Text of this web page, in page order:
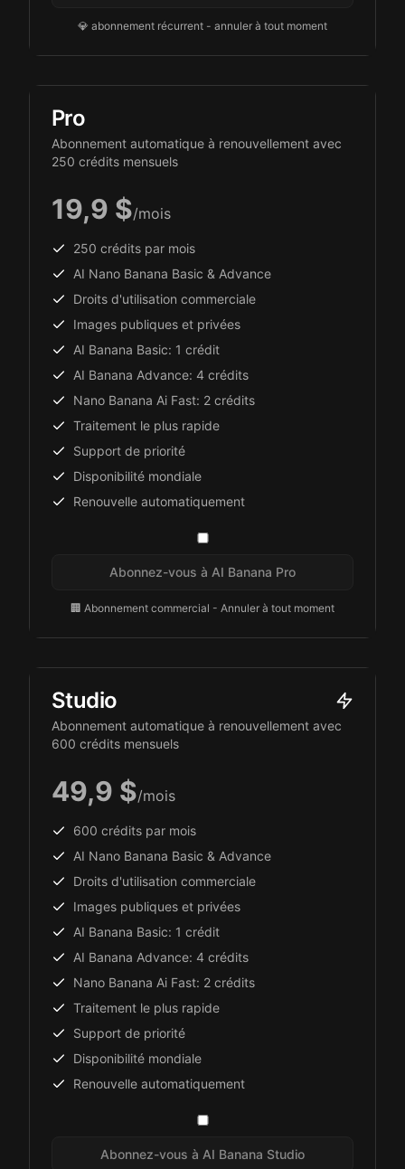
💎 abonnement récurrent - annuler à tout moment
Pro
Abonnement automatique à renouvellement avec
250 crédits mensuels
19,9 $/mois
250 crédits par mois
AI Nano Banana Basic & Advance
Droits d'utilisation commerciale
Images publiques et privées
AI Banana Basic: 1 crédit
AI Banana Advance: 4 crédits
Nano Banana Ai Fast: 2 crédits
Traitement le plus rapide
Support de priorité
Disponibilité mondiale
Renouvelle automatiquement
Abonnez-vous à AI Banana Pro
🏢 Abonnement commercial - Annuler à tout moment
Studio
Abonnement automatique à renouvellement avec
600 crédits mensuels
49,9 $/mois
600 crédits par mois
AI Nano Banana Basic & Advance
Droits d'utilisation commerciale
Images publiques et privées
AI Banana Basic: 1 crédit
AI Banana Advance: 4 crédits
Nano Banana Ai Fast: 2 crédits
Traitement le plus rapide
Support de priorité
Disponibilité mondiale
Renouvelle automatiquement
Abonnez-vous à AI Banana Studio